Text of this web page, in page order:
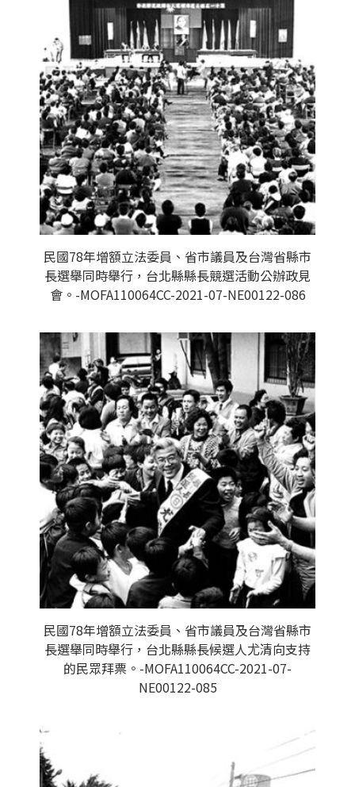
民國78年增額立法委員、省市議員及台灣省縣市
長選舉同時舉行，台北縣縣長競選活動公辦政見
會。-MOFA110064CC-2021-07-NE00122-086
民國78年增額立法委員、省市議員及台灣省縣市
長選舉同時舉行，台北縣縣長候選人尤清向支持
的民眾拜票。-MOFA110064CC-2021-07-
NE00122-085